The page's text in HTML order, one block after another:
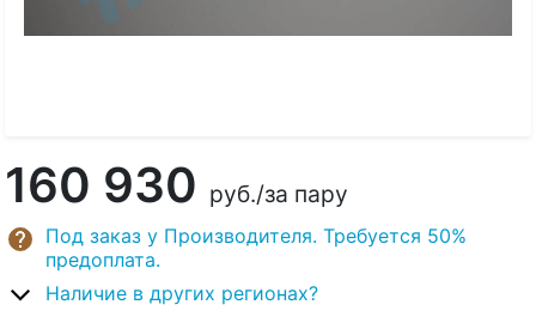
160 930 руб./за пару
Под заказ у Производителя. Требуется 50%
предоплата.
Наличие в других регионах?